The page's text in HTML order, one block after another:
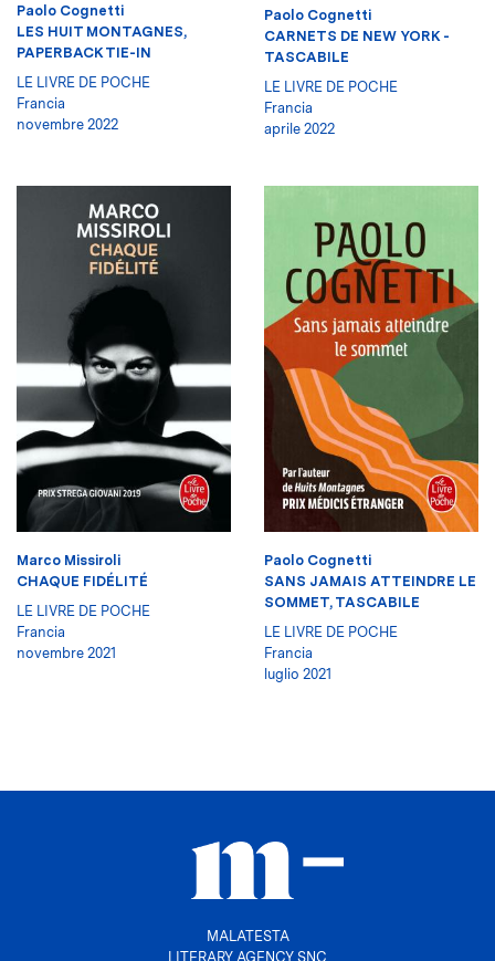
Paolo Cognetti
LES HUIT MONTAGNES,
PAPERBACK TIE-IN
LE LIVRE DE POCHE
Francia
novembre 2022
Paolo Cognetti
CARNETS DE NEW YORK -
TASCABILE
LE LIVRE DE POCHE
Francia
aprile 2022
Marco Missiroli
CHAQUE FIDÉLITÉ
LE LIVRE DE POCHE
Francia
novembre 2021
Paolo Cognetti
SANS JAMAIS ATTEINDRE LE
SOMMET, TASCABILE
LE LIVRE DE POCHE
Francia
luglio 2021
MALATESTA
LITERARY AGENCY SNC